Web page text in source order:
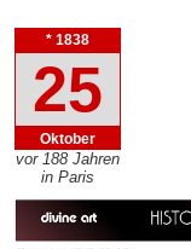
* 1838
25
Oktober
vor 188 Jahren
in Paris